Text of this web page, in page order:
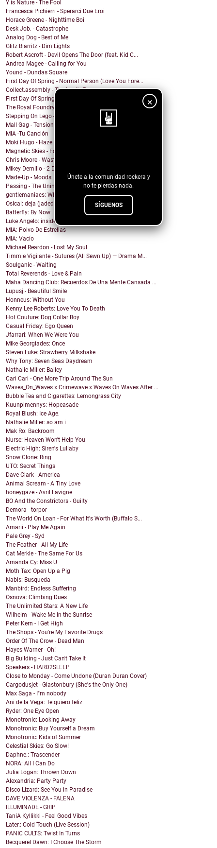
×
Únete a la comunidad rockera y
no te pierdas nada.
SÍGUENOS
Y is Nature - The Fool
Francesca Pichierri - Sperarci Due Eroi
Horace Greene - Nighttime Boi
Desk Job. - Catastrophe
Analog Dog - Best of Me
Glitz Biarritz - Dim Lights
Robert Ascroft - Devil Opens The Door (feat. Kid C...
Andrea Magee - Calling for You
Yound - Dundas Square
First Day Of Spring - Normal Person (Love You Fore...
Collect.assembly - The Lord's Prayer
First Day Of Spring - Old World
The Royal Foundry - I Don’t Wanna Talk
Stepping On Lego - Mindless Chatter
Mall Gag - Tension
MIA -Tu Canción
Moki Hugo - Haze
Magnetic Skies - Fading Lights
Chris Moore - Wasteland
Mikey Demilio - 2 Dead In New Brunswick
Made-Up - Moods
Passing - The Uninvited Guest
gentlemaniacs: When the Ashes Fall
Osical: deja (jaded) vu
Batterfly: By Now
Luke Angelo: insideoutsideways
MIA: Polvo De Estrellas
MIA: Vacío
Michael Reardon - Lost My Soul
Timmie Vigilante - Sutures (All Sewn Up) — Drama M...
Soulganic - Waiting
Total Reverends - Love & Pain
Maha Dancing Club: Recuerdos De Una Mente Cansada ...
Lupusj.- Beautiful Smile
Honneus: Without You
Kenny Lee Roberts: Love You To Death
Hot Couture: Dog Collar Boy
Casual Friday: Ego Queen
Jfarrari: When We Were You
Mike Georgiades: Once
Steven Luke: Strawberry Milkshake
Why Tony: Seven Seas Daydream
Nathalie Miller: Bailey
Cari Cari - One More Trip Around The Sun
Waves_On_Waves x Crimewave x Waves On Waves After ...
Bubble Tea and Cigarettes: Lemongrass City
Kuunpimennys: Hopeasade
Royal Blush: Ice Age.
Nathalie Miller: so am i
Mak Ro: Backroom
Nurse: Heaven Won't Help You
Electric High: Siren's Lullaby
Snow Clone: Ring
UTO: Secret Things
Dave Clark - America
Animal Scream - A Tiny Love
honeygaze - Avril Lavigne
BO And the Constrictors - Guilty
Demora - torpor
The World On Loan - For What It's Worth (Buffalo S...
Amarii - Play Me Again
Pale Grey - Syd
The Feather - All My Life
Cat Merkle - The Same For Us
Amanda Cy: Miss U
Moth Tax: Open Up a Pig
Nabis: Busqueda
Manbird: Endless Suffering
Osnova: Climbing Dues
The Unlimited Stars: A New Life
Wilhelm - Wake Me in the Sunrise
Peter Kern - I Get High
The Shops - You're My Favorite Drugs
Order Of The Crow - Dead Man
Hayes Warner - Oh!
Big Building - Just Can't Take It
Speakers - HARD2SLEEP
Close to Monday - Come Undone (Duran Duran Cover)
Cargodusjet - Glastonbury (She's the Only One)
Max Saga - I"m nobody
Ani de la Vega: Te quiero feliz
Ryder: One Eye Open
Monotronic: Looking Away
Monotronic: Buy Yourself a Dream
Monotronic: Kids of Summer
Celestial Skies: Go Slow!
Daphne.: Trascender
NORA: All I Can Do
Julia Logan: Thrown Down
Alexandria: Party Party
Disco Lizard: See You in Paradise
DAVE VIOLENZA - FALENA
ILLUMINADE - GRIP
TaniA Kyllikki - Feel Good Vibes
Later.: Cold Touch (Live Session)
PANIC CULTS: Twist In Turns
Becquerel Dawn: I Choose The Storm